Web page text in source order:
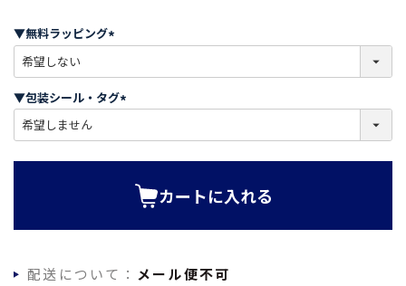
▼無料ラッピング
必
須
)
▼包装シール・タグ
必
カートに入れる
配送について： メール便不可